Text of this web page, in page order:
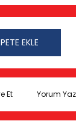
EKLE
Et Yorum Yaz